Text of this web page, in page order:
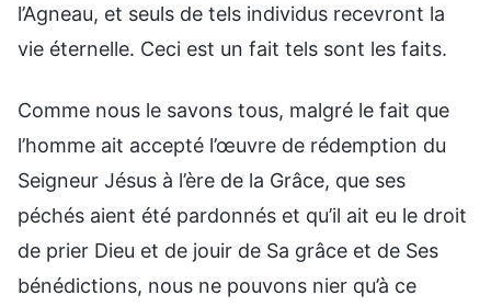
l’Agneau, et seuls de tels individus recevront la
vie éternelle. Ceci est un fait tels sont les faits.
Comme nous le savons tous, malgré le fait que
l’homme ait accepté l’œuvre de rédemption du
Seigneur Jésus à l’ère de la Grâce, que ses
péchés aient été pardonnés et qu’il ait eu le droit
de prier Dieu et de jouir de Sa grâce et de Ses
bénédictions, nous ne pouvons nier qu’à ce